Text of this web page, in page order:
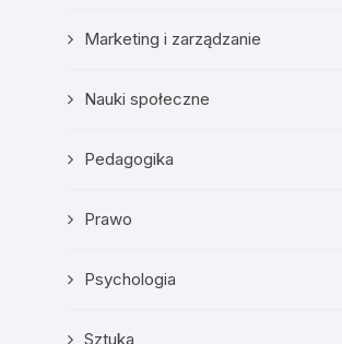
Marketing i zarządzanie
Nauki społeczne
Pedagogika
Prawo
Psychologia
Sztuka